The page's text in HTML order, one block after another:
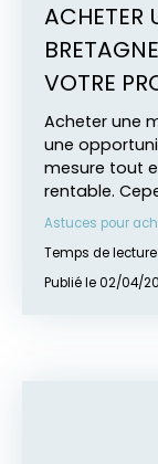
ACHETER
VOTRE
Acheter une
une
mesure tout
rentable.
une
découvrez
achat
et
Astuces pour
Temps de
Publié le 02/04/